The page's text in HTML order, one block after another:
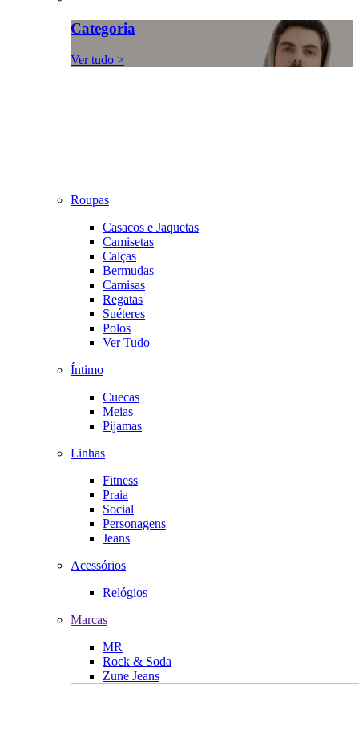
Categoria
Ver tudo >
Roupas
Casacos e Jaquetas
Camisetas
Calças
Bermudas
Camisas
Regatas
Suéteres
Polos
Ver Tudo
Íntimo
Cuecas
Meias
Pijamas
Linhas
Fitness
Praia
Social
Personagens
Jeans
Acessórios
Relógios
Marcas
MR
Rock & Soda
Zune Jeans